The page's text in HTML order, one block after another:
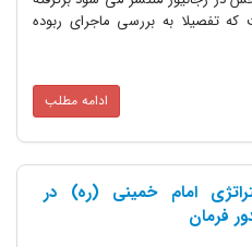
به بررسی ماجرای ربوده
ادامه مطلب
امام خمینی (ره) در
فرمان